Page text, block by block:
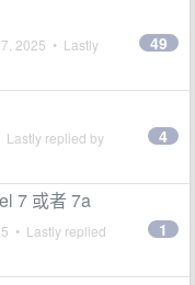
2025 • Lastly
49
Lastly replied by 4
7 或者 7a
• Lastly replied
1